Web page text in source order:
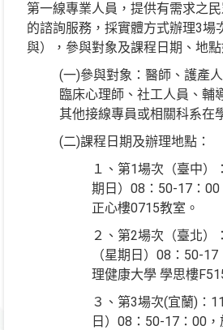
第一線專業人員，提供有需求之
的諮詢服務，採實體方式辦理3場
與），參與對象及課程日期、地點
(一)參與對象：醫師、護產
臨床心理師、社工人員、輔
其他接線專員或相關科系在
(二)課程日期及辦理地點：
１、第1場次（臺中）
期日）08：50-17：
正心樓0715教室。
２、第2場次（臺北）
（星期日）08：50-
理健康大學 學思樓
３、第3場次(宜蘭)：
日）08：50-17：00